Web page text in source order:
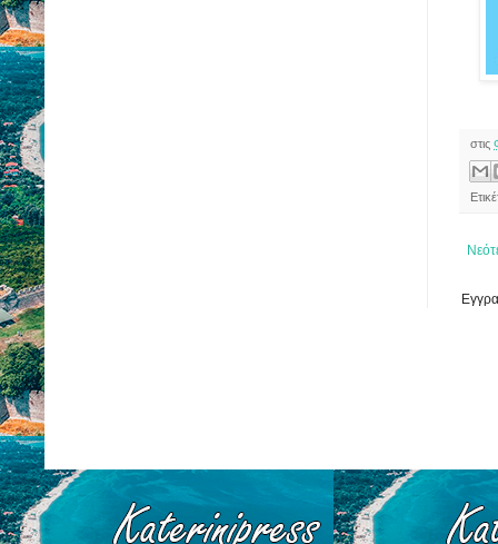
στις